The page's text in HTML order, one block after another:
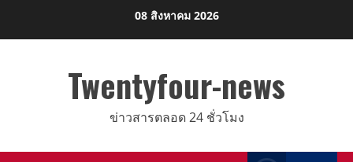
08 สิงหาคม 2026
Twentyfour-news
ข่าวสารตลอด 24 ชั่วโมง